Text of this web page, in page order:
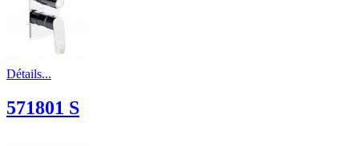
Détails...
571801 S